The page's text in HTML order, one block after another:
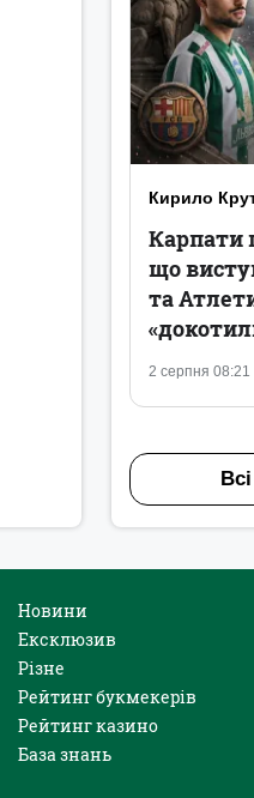
Кирило
2 серпня 08:21
Карпати
що
та
Новини
Ексклюзив
Різне
Рейтинг букмекерів
Рейтинг казино
База знань